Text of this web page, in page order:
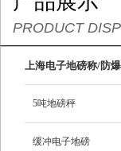
PRODUCT
上海电子地磅称/防
5吨地磅秤
缓冲电子地磅